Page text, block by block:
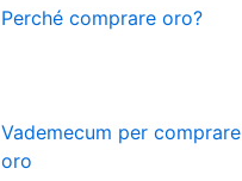
Perché comprare oro?
Vademecum per comprare
oro